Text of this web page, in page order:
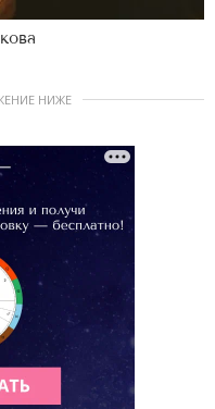
НИЖЕ